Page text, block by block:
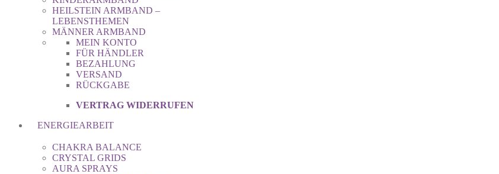
HEILSTEIN ARMBAND –
LEBENSTHEMEN
MÄNNER ARMBAND
MEIN KONTO
FÜR HÄNDLER
BEZAHLUNG
VERSAND
RÜCKGABE
VERTRAG WIDERRUFEN
ENERGIEARBEIT
CHAKRA BALANCE
CRYSTAL GRIDS
AURA SPRAYS